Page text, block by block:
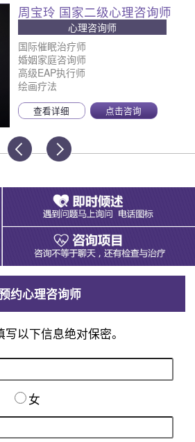
周宝玲 国家二级心理咨询师
心理咨询师
国际催眠治疗师
婚姻家庭咨询师
高级EAP执行师
绘画疗法
查看详细 点击咨询
约心理咨询师
以下信息绝对保密。
女